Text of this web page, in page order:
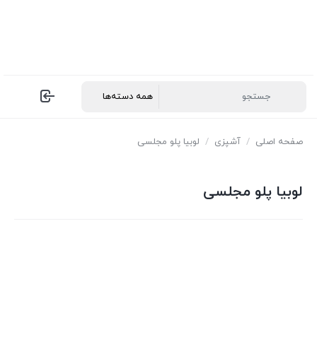
صفحه اصلی / آشپزی / لوبیا پلو مجلسی
لوبیا پلو مجلسی